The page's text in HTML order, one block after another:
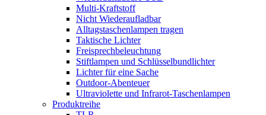
Multi-Kraftstoff
Nicht Wiederaufladbar
Alltagstaschenlampen tragen
Taktische Lichter
Freisprechbeleuchtung
Stiftlampen und Schlüsselbundlichter
Lichter für eine Sache
Outdoor-Abenteuer
Ultraviolette und Infrarot-Taschenlampen
Produktreihe